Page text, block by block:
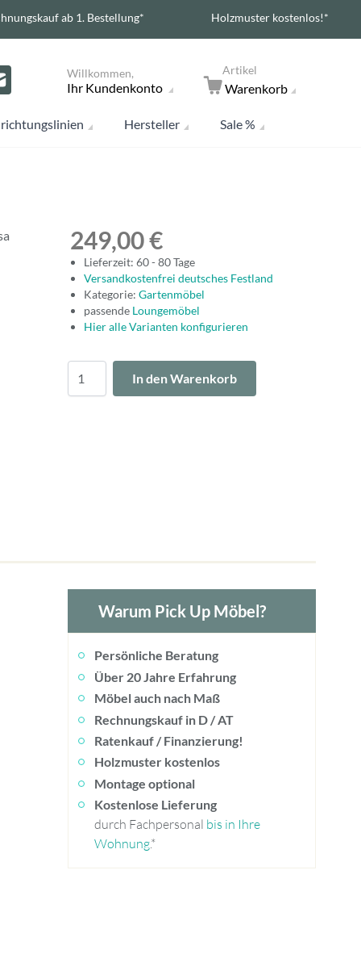
ab 1. Bestellung* Holzmuster kostenlos!*
Willkommen,
Ihr Kundenkonto
Artikel
Warenkorb
Hersteller Sale %
249,00 €
Lieferzeit: 60 - 80 Tage
Versandkostenfrei deutsches Festland
Kategorie: Gartenmöbel
passende Loungemöbel
Hier alle Varianten konfigurieren
In den Warenkorb
Warum Pick Up Möbel?
Persönliche Beratung
Über 20 Jahre Erfahrung
Möbel auch nach Maß
Rechnungskauf in D / AT
Ratenkauf / Finanzierung!
Holzmuster kostenlos
Montage optional
Kostenlose Lieferung
durch Fachpersonal bis in Ihre
Wohnung.*